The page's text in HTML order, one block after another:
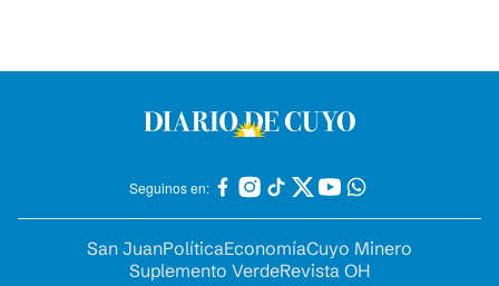
Seguinos en:
San JuanPolíticaEconomíaCuyo Minero
Suplemento VerdeRevista OH